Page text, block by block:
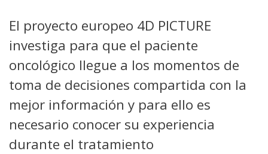
El proyecto europeo 4D PICTURE
investiga para que el paciente
oncológico llegue a los momentos de
toma de decisiones compartida con la
mejor información y para ello es
necesario conocer su experiencia
durante el tratamiento